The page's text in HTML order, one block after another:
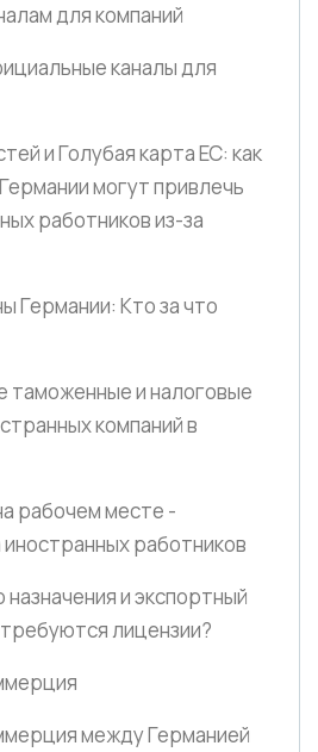
для компаний
каналы для
и Голубая карта ЕС: как
могут привлечь
работников из-за
Германии: Кто за что
таможенные и налоговые
компаний в
рабочем месте -
работников
и экспортный
лицензии?
между Германией